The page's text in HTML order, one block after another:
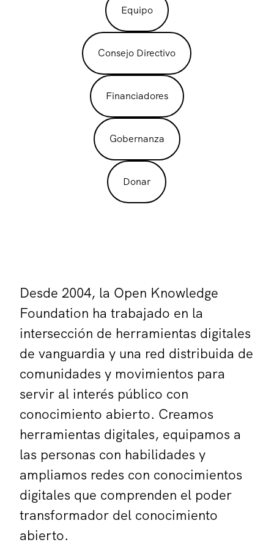
Equipo
Consejo Directivo
Financiadores
Gobernanza
Donar
Desde 2004, la Open Knowledge
Foundation ha trabajado en la
intersección de herramientas digitales
de vanguardia y una red distribuida de
comunidades y movimientos para
servir al interés público con
conocimiento abierto. Creamos
herramientas digitales, equipamos a
las personas con habilidades y
ampliamos redes con conocimientos
digitales que comprenden el poder
transformador del conocimiento
abierto.